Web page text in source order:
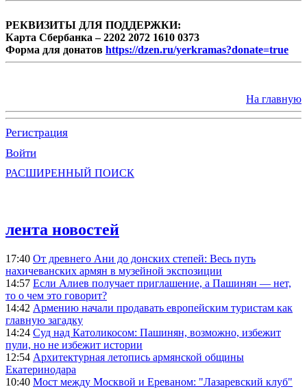
РЕКВИЗИТЫ ДЛЯ ПОДДЕРЖКИ:
Карта Сбербанка – 2202 2072 1610 0373
Форма для донатов https://dzen.ru/yerkramas?donate=true
На главную
Регистрация
Войти
РАСШИРЕННЫЙ ПОИСК
лента новостей
17:40 От древнего Ани до донских степей: Весь путь
нахичеванских армян в музейной экспозиции
14:57 Если Алиев получает приглашение, а Пашинян — нет,
то о чем это говорит?
14:42 Армению начали продавать европейским туристам как
главную загадку
14:24 Суд над Католикосом: Пашинян, возможно, избежит
пули, но не избежит истории
12:54 Архитектурная летопись армянской общины
Екатеринодара
10:40 Мост между Москвой и Ереваном: "Лазаревский клуб"